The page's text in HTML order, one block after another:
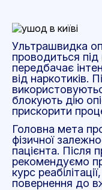
Ультрашвидка
проводиться
передбачає
від наркотиків.
блокують дію
прискорити
Головна мета
фізичної
пацієнта. Після
рекомендуємо
курс
повернення до